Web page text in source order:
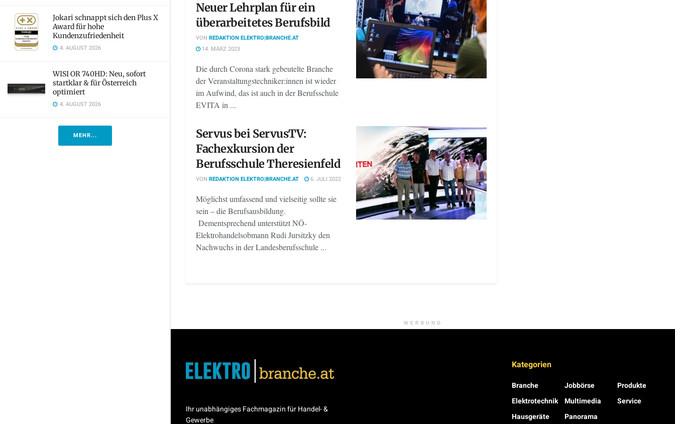
Jokari schnappt sich den Plus X
Award für hohe
Kundenzufriedenheit
4. AUGUST 2026
WISI OR 740HD: Neu, sofort
startklar & für Österreich
optimiert
4. AUGUST 2026
MEHR...
Neuer Lehrplan für ein
überarbeitetes Berufsbild
VON REDAKTION ELEKTRO|BRANCHE.AT
14. MÄRZ 2023
Die durch Corona stark gebeutelte Branche
der Veranstaltungstechniker:innen ist wieder
im Aufwind, das ist auch in der Berufsschule
EVITA in ...
Servus bei ServusTV:
Fachexkursion der
Berufsschule Theresienfeld
VON REDAKTION ELEKTRO|BRANCHE.AT 6. JULI 2022
Möglichst umfassend und vielseitig sollte sie
sein – die Berufsausbildung.
Dementsprechend unterstützt NÖ-
Elektrohandelsobmann Rudi Jursitzky den
Nachwuchs in der Landesberufsschule ...
WERBUNG
Ihr unabhängiges Fachmagazin für Handel- &
Gewerbe
Kategorien
Branche
Elektrotechnik
Hausgeräte
Jobbörse
Multimedia
Panorama
Produkte
Service